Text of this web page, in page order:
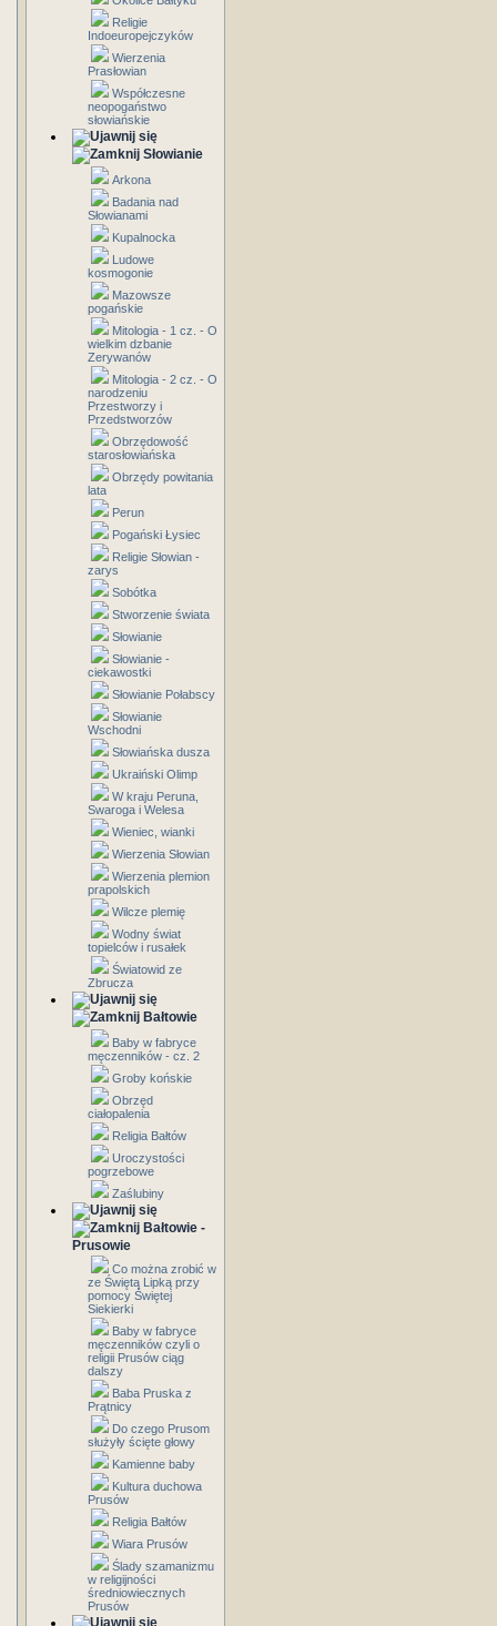
Religie
Indoeuropejczyków
Wierzenia
Prasłowian
Współczesne
neopogaństwo
słowiańskie
Słowianie
Arkona
Badania nad
Słowianami
Kupalnocka
Ludowe
kosmogonie
Mazowsze
pogańskie
Mitologia - 1 cz. - O
wielkim dzbanie
Zerywanów
Mitologia - 2 cz. - O
narodzeniu
Przestworzy i
Przedstworzów
Obrzędowość
starosłowiańska
Obrzędy powitania
lata
Perun
Pogański Łysiec
Religie Słowian -
zarys
Sobótka
Stworzenie świata
Słowianie
Słowianie -
ciekawostki
Słowianie Połabscy
Słowianie
Wschodni
Słowiańska dusza
Ukraiński Olimp
W kraju Peruna,
Swaroga i Welesa
Wieniec, wianki
Wierzenia Słowian
Wierzenia plemion
prapolskich
Wilcze plemię
Wodny świat
topielców i rusałek
Światowid ze
Zbrucza
Bałtowie
Baby w fabryce
męczenników - cz. 2
Groby końskie
Obrzęd
ciałopalenia
Religia Bałtów
Uroczystości
pogrzebowe
Zaślubiny
Bałtowie -
Prusowie
Co można zrobić w
ze Świętą Lipką przy
pomocy Świętej
Siekierki
Baby w fabryce
męczenników czyli o
religii Prusów ciąg
dalszy
Baba Pruska z
Prątnicy
Do czego Prusom
służyły ścięte głowy
Kamienne baby
Kultura duchowa
Prusów
Religia Bałtów
Wiara Prusów
Ślady szamanizmu
w religijności
średniowiecznych
Prusów